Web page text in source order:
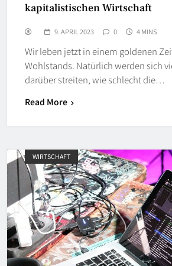
kapitalistischen Wirtschaft
9. APRIL 2023 0 4 MINS
Wir leben jetzt in einem goldenen
Wohlstands. Natürlich werden sich
darüber streiten, wie schlecht die…
Read More
WIRTSCHAFT